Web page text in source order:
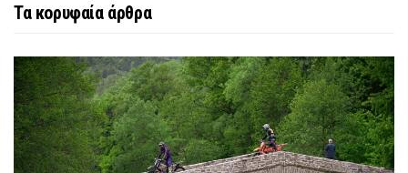
Τα κορυφαία άρθρα